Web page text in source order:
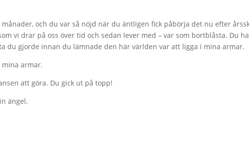
och du var så nöjd när du äntligen fick påbörja det nu efter
vi drar på oss över tid och sedan lever med – var som bortblåsta. Du
du gjorde innan du lämnade den här världen var att ligga i mina armar.
armar.
att göra. Du gick ut på topp!
ängel.